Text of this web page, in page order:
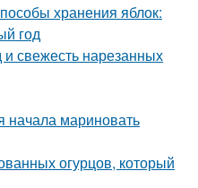
хранения яблок:
год
и свежесть нарезанных
начала мариновать
огурцов, который